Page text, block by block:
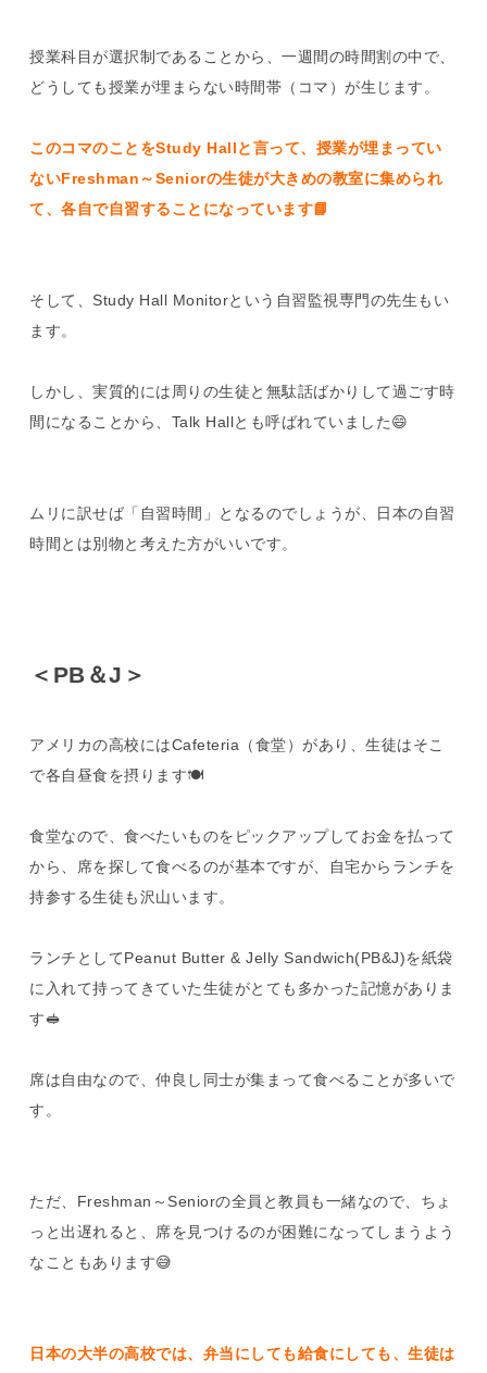
授業科目が選択制であることから、一週間の時間割の中で、
どうしても授業が埋まらない時間帯（コマ）が生じます。
このコマのことをStudy Hallと言って、授業が埋まってい
ないFreshman～Seniorの生徒が大きめの教室に集められ
て、各自で自習することになっています📘
そして、Study Hall Monitorという自習監視専門の先生もい
ます。
しかし、実質的には周りの生徒と無駄話ばかりして過ごす時
間になることから、Talk Hallとも呼ばれていました😄
ムリに訳せば「自習時間」となるのでしょうが、日本の自習
時間とは別物と考えた方がいいです。
＜PB＆J＞
アメリカの高校にはCafeteria（食堂）があり、生徒はそこ
で各自昼食を摂ります🍽️
食堂なので、食べたいものをピックアップしてお金を払って
から、席を探して食べるのが基本ですが、自宅からランチを
持参する生徒も沢山います。
ランチとしてPeanut Butter & Jelly Sandwich(PB&J)を紙袋
に入れて持ってきていた生徒がとても多かった記憶がありま
す🥪
席は自由なので、仲良し同士が集まって食べることが多いで
す。
ただ、Freshman～Seniorの全員と教員も一緒なので、ちょ
っと出遅れると、席を見つけるのが困難になってしまうよう
なこともあります😅
日本の大半の高校では、弁当にしても給食にしても、生徒は